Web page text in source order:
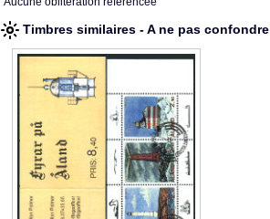
Timbres similaires - A ne pas confondre